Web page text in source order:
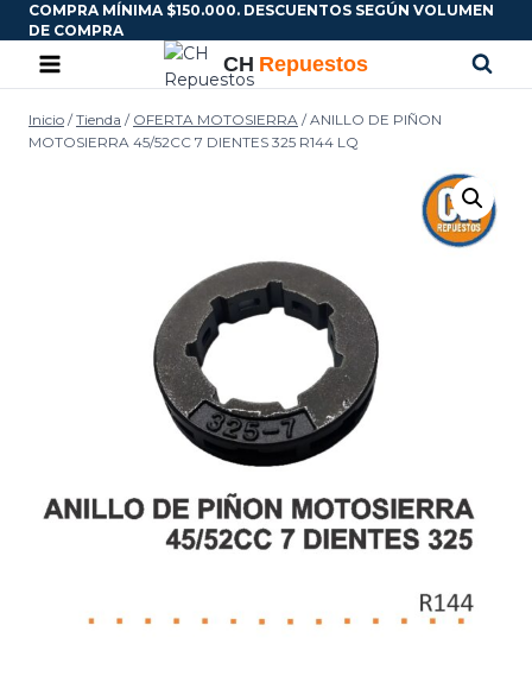
COMPRA MÍNIMA $150.000. DESCUENTOS SEGÚN VOLUMEN
DE COMPRA
Inicio / Tienda / OFERTA MOTOSIERRA / ANILLO DE PIÑON
MOTOSIERRA 45/52CC 7 DIENTES 325 R144 LQ